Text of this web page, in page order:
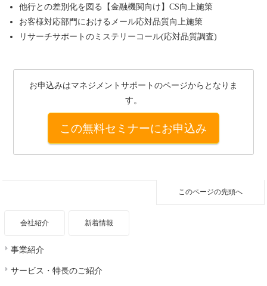
他行との差別化を図る【金融機関向け】CS向上施策
お客様対応部門におけるメール応対品質向上施策
リサーチサポートのミステリーコール(応対品質調査)
お申込みはマネジメントサポートのページからとなりま
す。
この無料セミナーにお申込み
このページの先頭へ
会社紹介 新着情報
事業紹介
サービス・特長のご紹介